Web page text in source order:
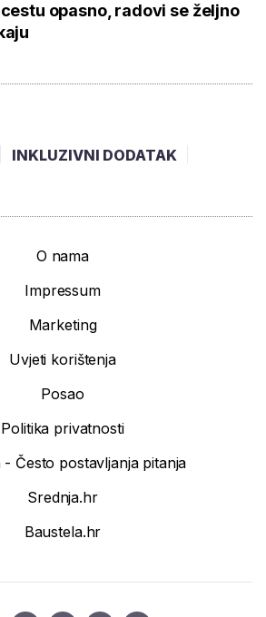
cestu opasno, radovi se željno
INKLUZIVNI DODATAK
O nama
Impressum
Marketing
Uvjeti korištenja
Posao
Politika privatnosti
- Često postavljanja pitanja
Srednja.hr
Baustela.hr